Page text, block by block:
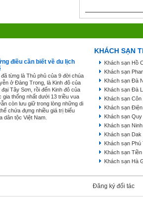
điều cần biết về du lịch
đã từng là Thủ phủ của 9 đời chúa
ở Đàng Trong, là Kinh đô của
đại Tây Sơn, rồi đến Kinh đô của
gia thống nhất dưới 13 triều vua
còn lưu giữ trong lòng những di
chứa đựng nhiều giá trị biểu
dân tộc Việt Nam.
KHÁCH SẠN
Khách sạn Hồ
Khách sạn
Khách sạn Đà
Khách sạn Đà
Khách sạn
Khách sạn
Khách sạn
Khách sạn
Khách sạn Dak
Khách sạn Phú
Khách sạn
Khách sạn Hà
Đăng ký đối tác